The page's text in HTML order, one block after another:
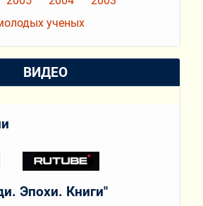
ученых
ВИДЕО
Эпохи. Книги"